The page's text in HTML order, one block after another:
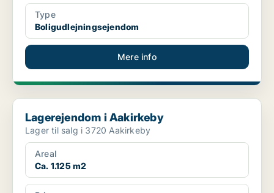
Type
Boligudlejningsejendom
Mere info
Lagerejendom i Aakirkeby
Lagerejendom i Aakirkeby
Lager til salg i 3720 Aakirkeby
Areal
Ca. 1.125 m2